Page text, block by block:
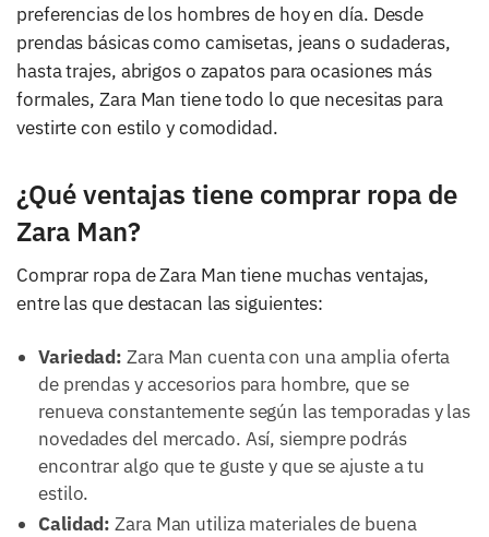
preferencias de los hombres de hoy en día. Desde
prendas básicas como camisetas, jeans o sudaderas,
hasta trajes, abrigos o zapatos para ocasiones más
formales, Zara Man tiene todo lo que necesitas para
vestirte con estilo y comodidad.
¿Qué ventajas tiene comprar ropa de
Zara Man?
Comprar ropa de Zara Man tiene muchas ventajas,
entre las que destacan las siguientes:
Variedad: Zara Man cuenta con una amplia oferta
de prendas y accesorios para hombre, que se
renueva constantemente según las temporadas y las
novedades del mercado. Así, siempre podrás
encontrar algo que te guste y que se ajuste a tu
estilo.
Calidad: Zara Man utiliza materiales de buena